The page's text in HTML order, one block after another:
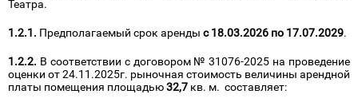
Театра.
1.2.1. Предполагаемый срок аренды с 18.03.2026 по 17.07.2029.
1.2.2. В соответствии с договором № 31076-2025 на проведение
оценки от 24.11.2025г. рыночная стоимость величины арендной
платы помещения площадью32,7 кв. м. составляет: